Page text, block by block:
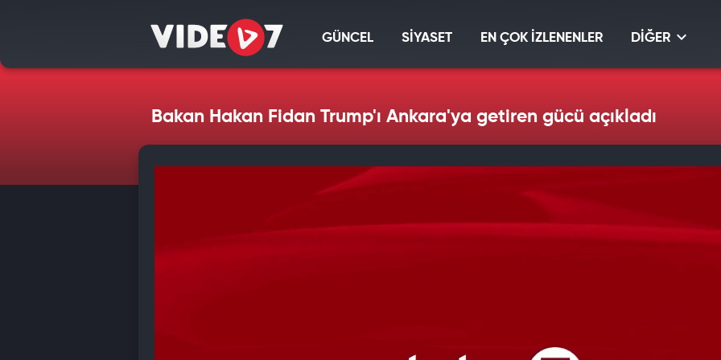
GÜNCEL SİYASET EN ÇOK İZLENENLER DİĞER
Bakan Hakan Fidan Trump'ı Ankara'ya getiren gücü açıkladı